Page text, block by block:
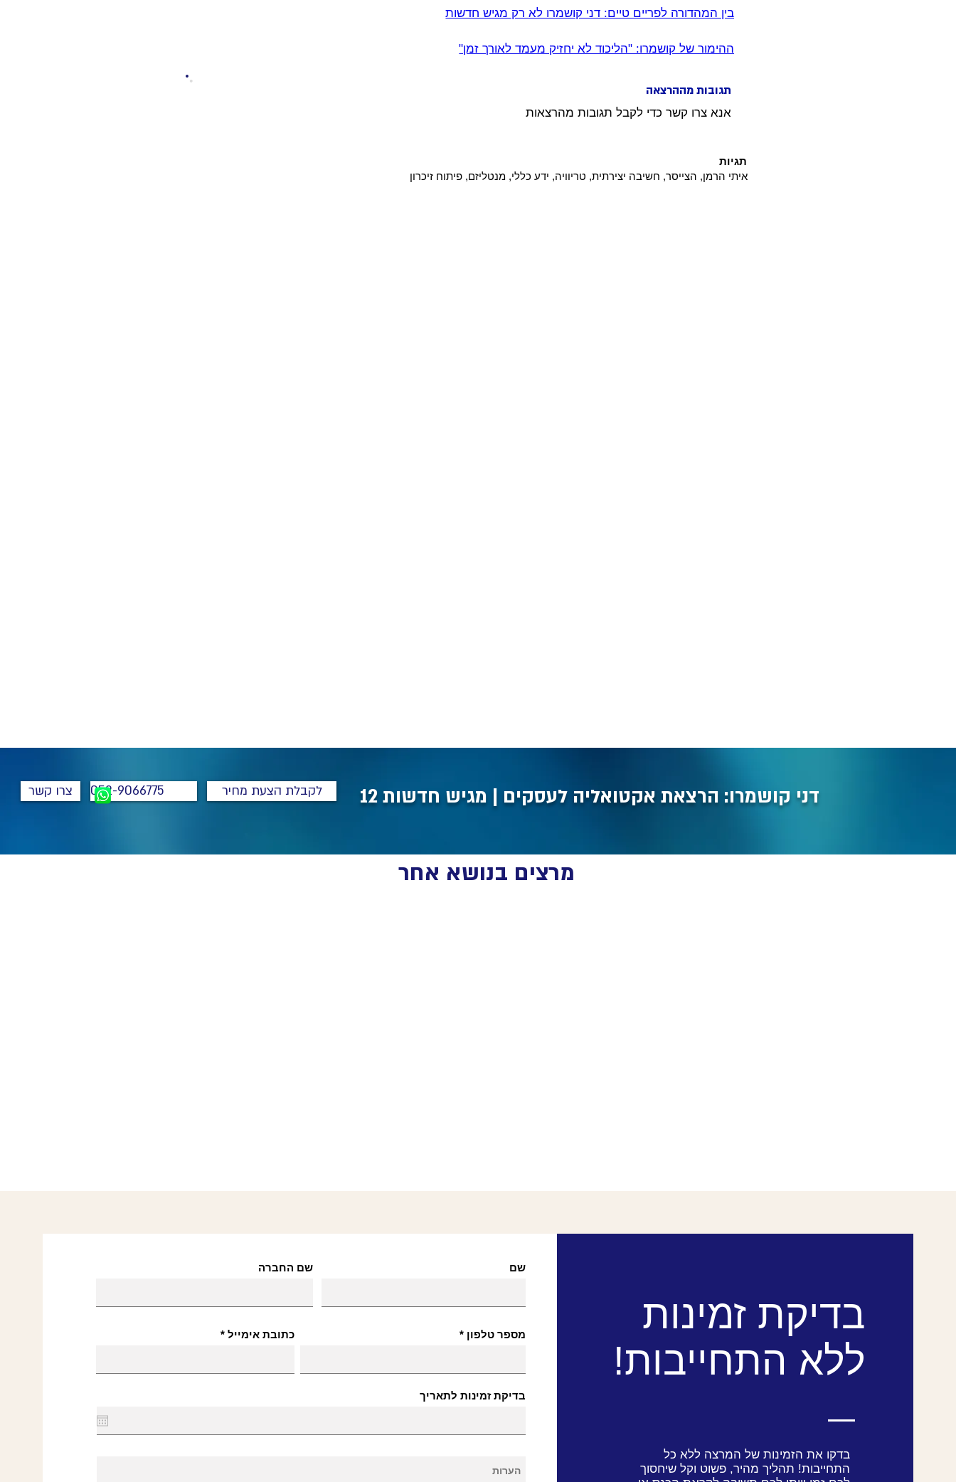
בין המהדורה לפריים טיים: דני קושמרו לא רק מגיש חדשות
ההימור של קושמרו: "הליכוד לא יחזיק מעמד לאורך זמן"
תגובות מההרצאה
אנא צרו קשר כדי לקבל תגובות מהרצאות
תגיות
איתי הרמן, הצייסר, חשיבה יצירתית, טריוויה, ידע כללי, מנטליזם, פיתוח זיכרון
צרו קשר 052-9066775 לקבלת הצעת מחיר דני קושמרו: הרצאת אקטואליה לעסקים | מגיש חדשות 12
מרצים בנושא אחר
שם החברה שם
כתובת אימייל מספר טלפון
בדיקת זמינות לתאריך
בדיקת זמינות
ללא התחייבות!
בדקו את הזמינות של המרצה ללא כל
התחייבות! תהליך מהיר, פשוט וקל שיחסוך